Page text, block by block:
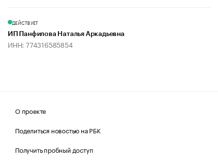
ДЕЙСТВУЕТ
ИП Панфилова Наталья Аркадьевна
ИНН: 774316585854
О проекте
Поделиться новостью на РБК
Получить пробный доступ